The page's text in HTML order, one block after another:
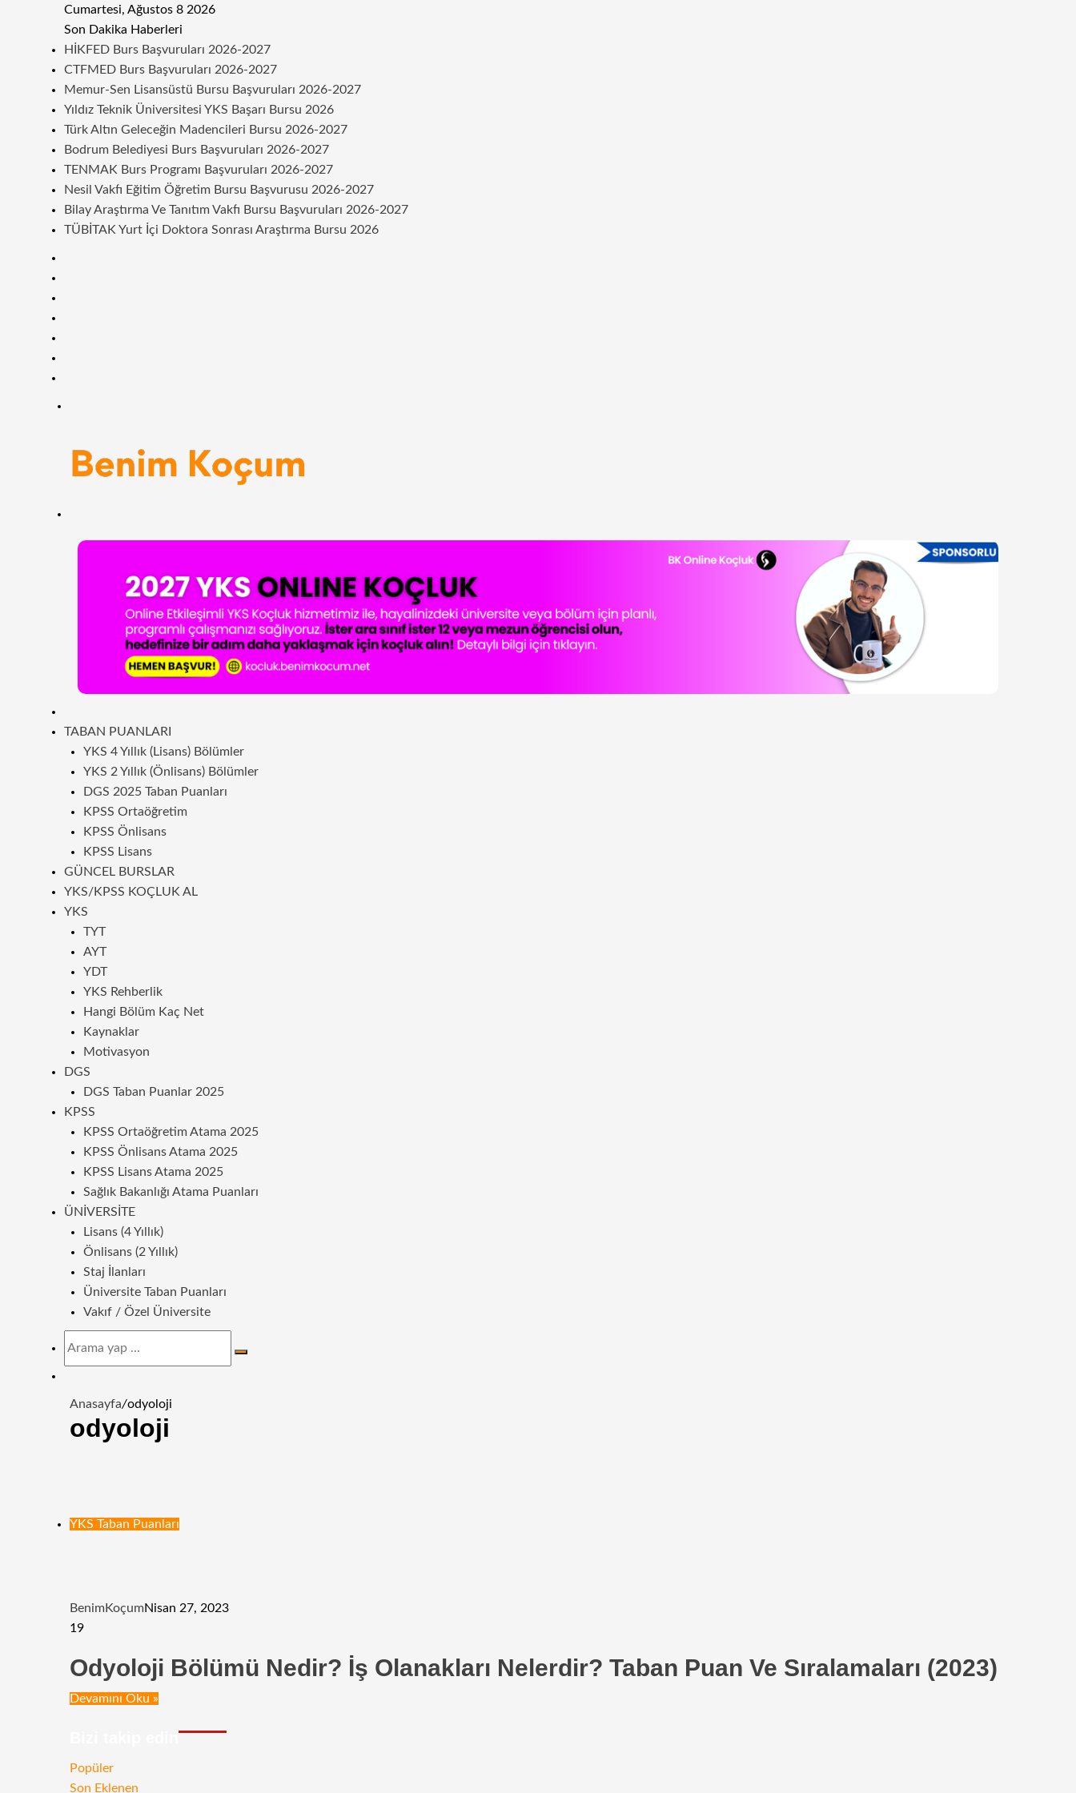
Cumartesi, Ağustos 8 2026
Son Dakika Haberleri
HİKFED Burs Başvuruları 2026-2027
CTFMED Burs Başvuruları 2026-2027
Memur-Sen Lisansüstü Bursu Başvuruları 2026-2027
Yıldız Teknik Üniversitesi YKS Başarı Bursu 2026
Türk Altın Geleceğin Madencileri Bursu 2026-2027
Bodrum Belediyesi Burs Başvuruları 2026-2027
TENMAK Burs Programı Başvuruları 2026-2027
Nesil Vakfı Eğitim Öğretim Bursu Başvurusu 2026-2027
Bilay Araştırma Ve Tanıtım Vakfı Bursu Başvuruları 2026-2027
TÜBİTAK Yurt İçi Doktora Sonrası Araştırma Bursu 2026
TABAN PUANLARI
YKS 4 Yıllık (Lisans) Bölümler
YKS 2 Yıllık (Önlisans) Bölümler
DGS 2025 Taban Puanları
KPSS Ortaöğretim
KPSS Önlisans
KPSS Lisans
GÜNCEL BURSLAR
YKS/KPSS KOÇLUK AL
YKS
TYT
AYT
YDT
YKS Rehberlik
Hangi Bölüm Kaç Net
Kaynaklar
Motivasyon
DGS
DGS Taban Puanlar 2025
KPSS
KPSS Ortaöğretim Atama 2025
KPSS Önlisans Atama 2025
KPSS Lisans Atama 2025
Sağlık Bakanlığı Atama Puanları
ÜNIVERSITE
Lisans (4 Yıllık)
Önlisans (2 Yıllık)
Staj İlanları
Üniversite Taban Puanları
Vakıf / Özel Üniversite
Arama
Anasayfa/odyoloji
odyoloji
YKS Taban Puanları
BenimKoçumNisan 27, 2023
19
Odyoloji Bölümü Nedir? İş Olanakları Nelerdir? Taban Puan Ve Sıralamaları (2023)
Devamını Oku »
Popüler
Son Eklenen